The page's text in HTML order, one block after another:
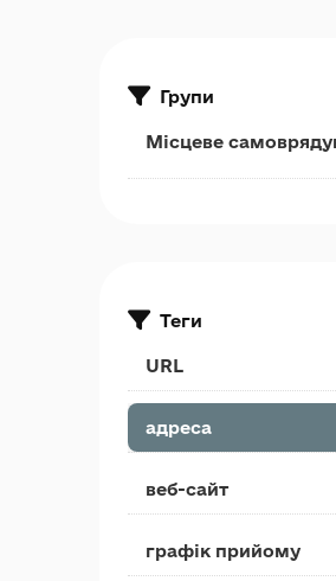
Групи
Місцеве
Теги
URL
адреса
веб-сайт
графік прийому